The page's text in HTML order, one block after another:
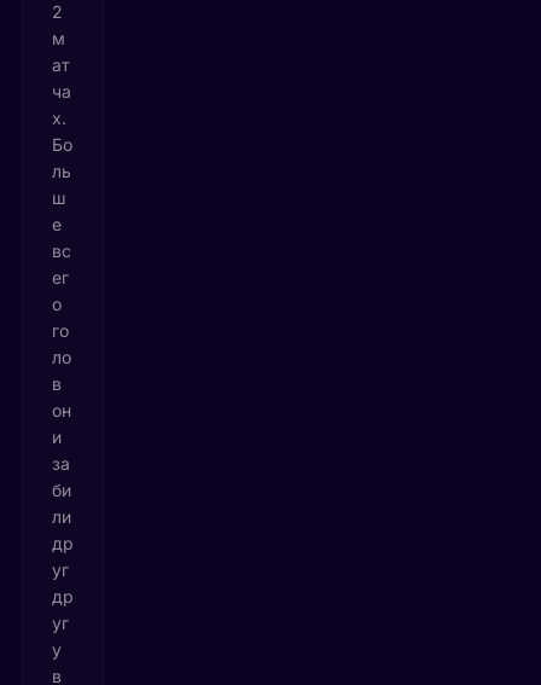
2
м
ат
ча
х.
Бо
ль
ш
е
вс
ег
о
го
ло
в
он
и
за
би
ли
др
уг
др
уг
у
в